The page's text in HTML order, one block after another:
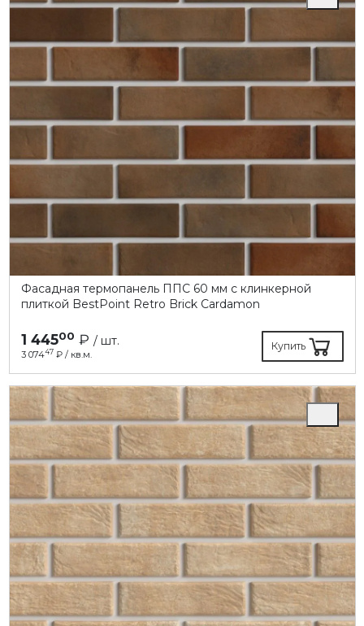
Фасадная термопанель ППC 60 мм с клинкерной
плиткой BestPoint Retro Brick Cardamon
1 44500 ₽ / шт.
3 07447 ₽ / кв.м.
Купить